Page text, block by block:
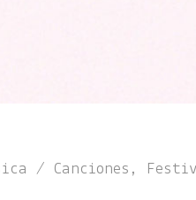
/ Canciones,